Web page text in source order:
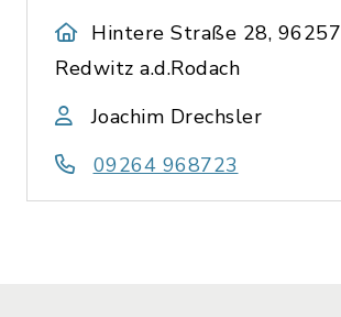
Hintere Straße 28, 96257
Redwitz a.d.Rodach
Joachim Drechsler
09264 968723